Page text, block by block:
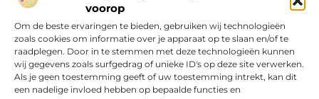
voorop
Om de beste ervaringen te bieden, gebruiken wij technologieën
zoals cookies om informatie over je apparaat op te slaan en/of te
raadplegen. Door in te stemmen met deze technologieën kunnen
wij gegevens zoals surfgedrag of unieke ID's op deze site verwerken.
Als je geen toestemming geeft of uw toestemming intrekt, kan dit
een nadelige invloed hebben op bepaalde functies en
Over Pakhuisroosendaal.nl
Jouw gids voor inspiratie en tips uit het dagelijks leven.
Ontdek een brede verzameling blogs en artikelen die je helpen
om het meeste uit elke dag te halen, met praktische adviezen
en verrassende inzichten.
Main Links